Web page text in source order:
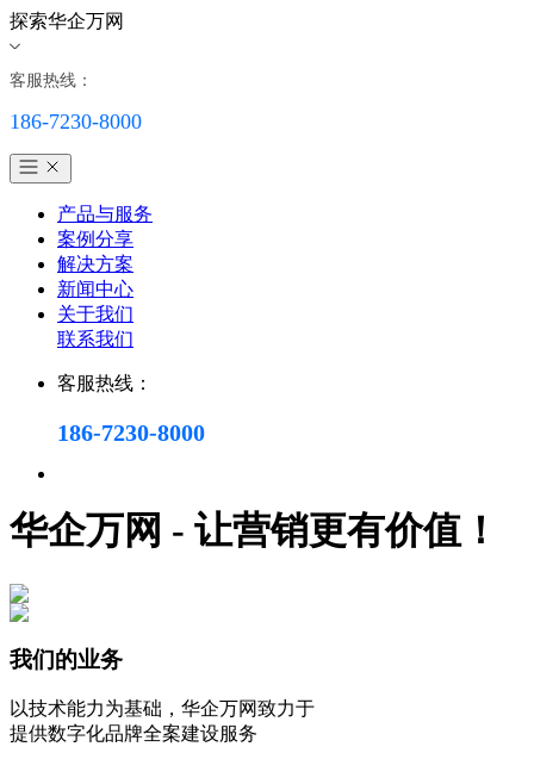
探索华企万网
客服热线：
186-7230-8000
产品与服务
案例分享
解决方案
新闻中心
关于我们
联系我们
客服热线：
186-7230-8000
华企万网 - 让营销更有价值！
我们的业务
以技术能力为基础，华企万网致力于
提供数字化品牌全案建设服务